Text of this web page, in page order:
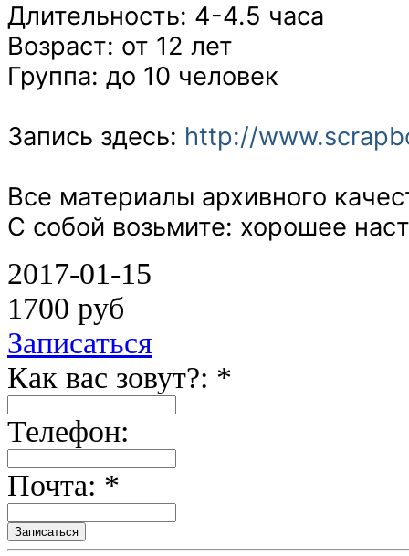
Длительность: 4-4.5 часа
Возраст: от 12 лет
Группа: до 10 человек
Запись здесь: http://
Все материалы архивного
С собой возьмите: хорошее
2017-01-15
1700 руб
Записаться
Как вас зовут?: *
Телефон:
Почта: *